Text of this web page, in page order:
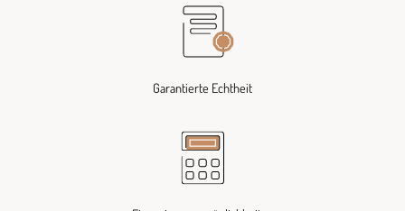
Garantierte Echtheit